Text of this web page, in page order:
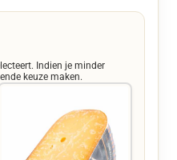
Indien je minder
keuze maken.